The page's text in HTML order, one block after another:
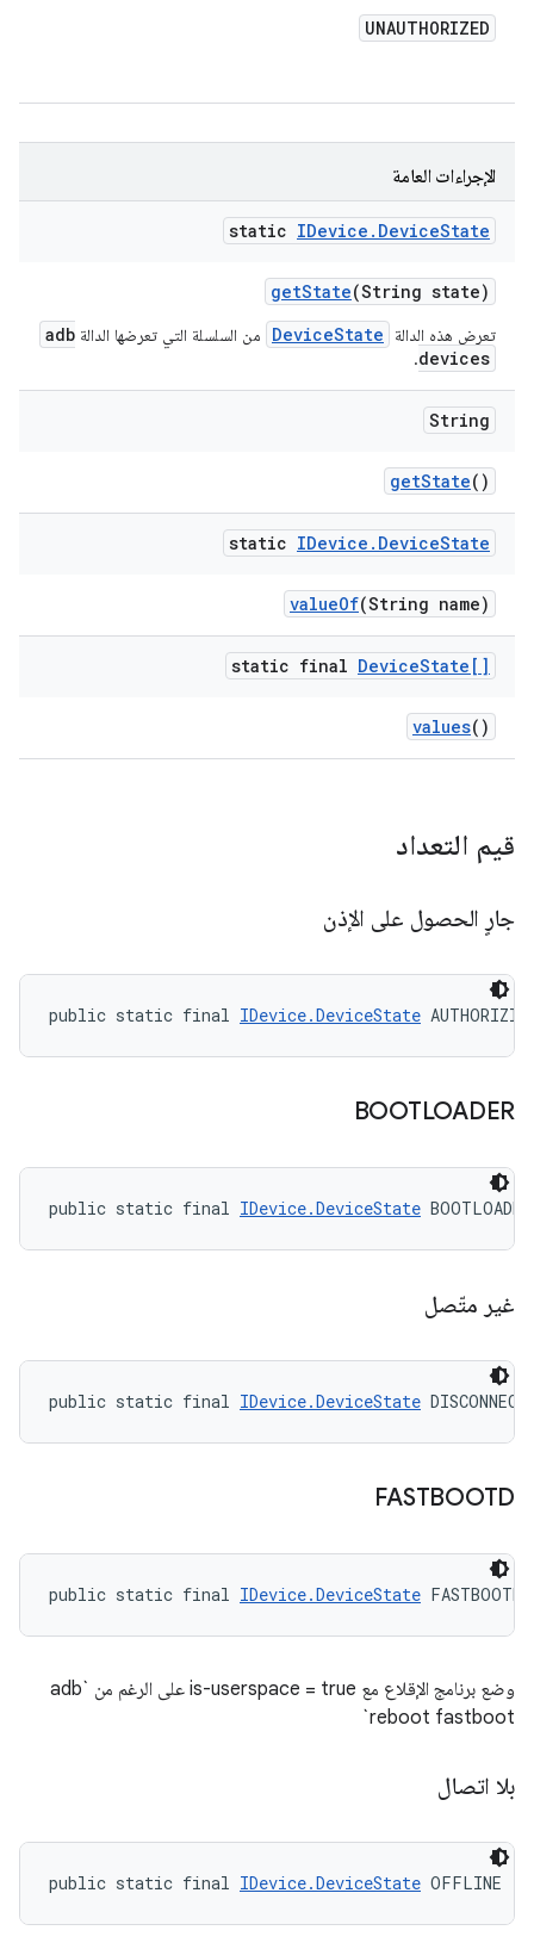
UNAUTHORIZED
الإجراءات العامة
static IDevice . DeviceState
getState(String state)
تعرض هذه الدالة DeviceState من السلسلة التي تعرضها الدالة adb
devices
.
String
getState()
static IDevice . DeviceState
valueOf(String name)
static final DeviceState[]
values()
قيم التعداد
جارٍ الحصول على الإذن
public static final IDevice.DeviceState
BOOTLOADER
public static final IDevice.DeviceState BOOTLOADER
غير متّصل
public static final IDevice.DeviceState
FASTBOOTD
public static final IDevice.DeviceState FASTBOOTD
وضع برنامج الإقلاع مع is-userspace = true على الرغم من `adb
reboot fastboot`
بلا اتصال
public static final IDevice.DeviceState OFFLINE